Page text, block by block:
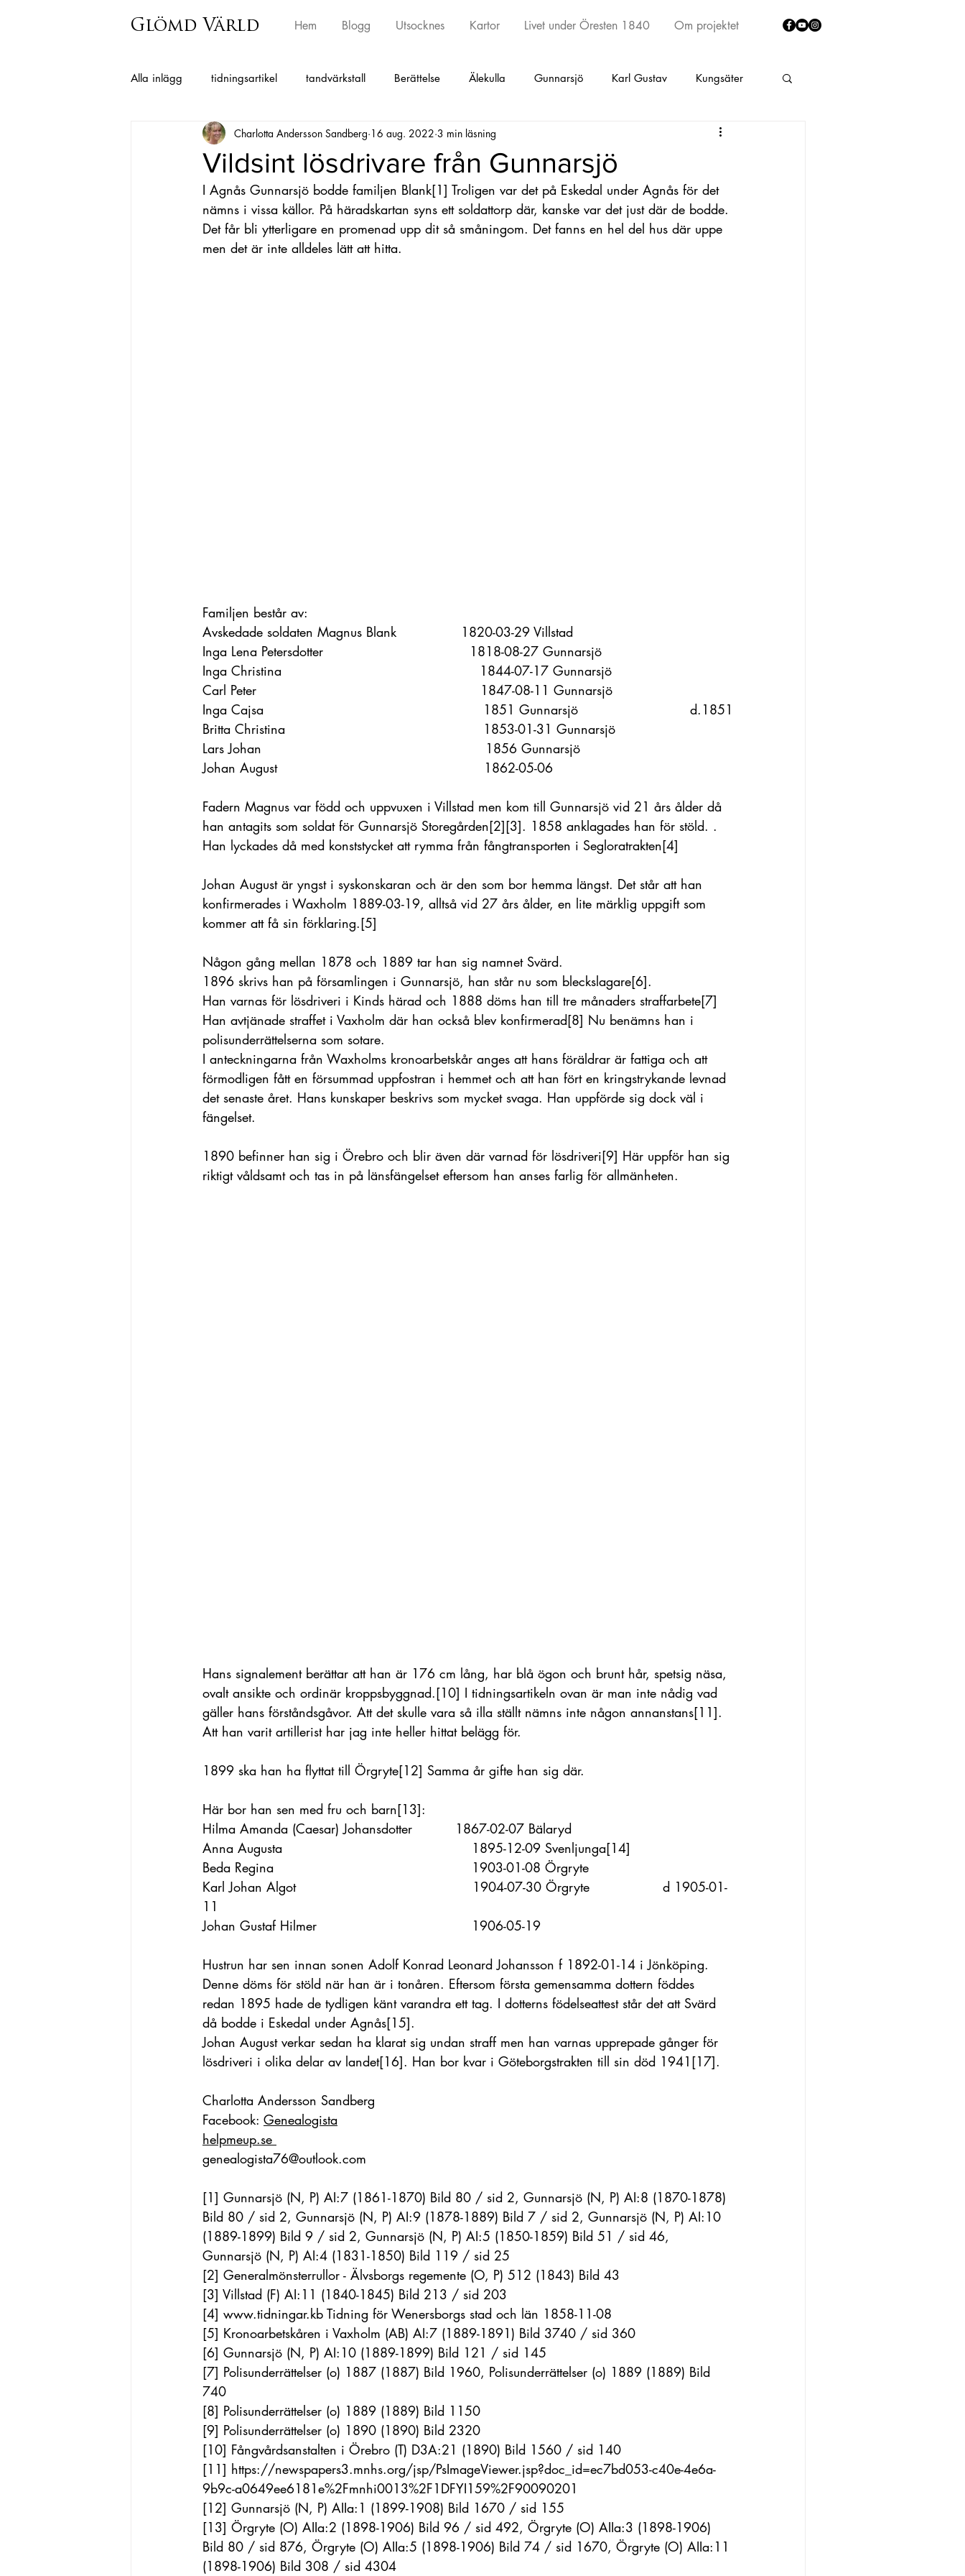
Glömd Värld Hem Blogg Utsocknes Kartor Livet under Öresten 1840 Om projektet
Alla inlägg tidningsartikel tandvärkstall Berättelse Älekulla Gunnarsjö Karl Gustav Kungsäter
Grimmared Istorp Horred Torestorp Öxabäck
Hajom Surteby och Kattunga Sätila Tostared Seglora Kinnarumma Skene by
Charlotta Andersson Sandberg Undantagskontrakt
Vildsint lösdrivare från Gunnarsjö
Charlotta Andersson Sandberg 16 aug. 2022 3 min läsning
I Agnås Gunnarsjö bodde familjen Blank[1] Troligen var det på Eskedal under Agnås för det
nämns i vissa källor. På häradskartan syns ett soldattorp där, kanske var det just där de bodde.
Det får bli ytterligare en promenad upp dit så småningom. Det fanns en hel del hus där uppe
men det är inte alldeles lätt att hitta.
Familjen består av:
Avskedade soldaten Magnus Blank               1820-03-29 Villstad
Inga Lena Petersdotter                                  1818-08-27 Gunnarsjö
Inga Christina                                              1844-07-17 Gunnarsjö
Carl Peter                                                    1847-08-11 Gunnarsjö
Inga Cajsa                                                   1851 Gunnarsjö                          d.1851
Britta Christina                                              1853-01-31 Gunnarsjö
Lars Johan                                                    1856 Gunnarsjö
Johan August                                                1862-05-06
Fadern Magnus var född och uppvuxen i Villstad men kom till Gunnarsjö vid 21 års ålder då
han antagits som soldat för Gunnarsjö Storegården[2][3]. 1858 anklagades han för stöld. .
Han lyckades då med konststycket att rymma från fångtransporten i Segloratrakten[4]
Johan August är yngst i syskonskaran och är den som bor hemma längst. Det står att han
konfirmerades i Waxholm 1889-03-19, alltså vid 27 års ålder, en lite märklig uppgift som
kommer att få sin förklaring.[5]
Någon gång mellan 1878 och 1889 tar han sig namnet Svärd.
1896 skrivs han på församlingen i Gunnarsjö, han står nu som bleckslagare[6].
Han varnas för lösdriveri i Kinds härad och 1888 döms han till tre månaders straffarbete[7]
Han avtjänade straffet i Vaxholm där han också blev konfirmerad[8] Nu benämns han i
polisunderrättelserna som sotare.
I anteckningarna från Waxholms kronoarbetskår anges att hans föräldrar är fattiga och att
förmodligen fått en försummad uppfostran i hemmet och att han fört en kringstrykande levnad
det senaste året. Hans kunskaper beskrivs som mycket svaga. Han uppförde sig dock väl i
fängelset.
1890 befinner han sig i Örebro och blir även där varnad för lösdriveri[9] Här uppför han sig
riktigt våldsamt och tas in på länsfängelset eftersom han anses farlig för allmänheten.
Hans signalement berättar att han är 176 cm lång, har blå ögon och brunt hår, spetsig näsa,
ovalt ansikte och ordinär kroppsbyggnad.[10] I tidningsartikeln ovan är man inte nådig vad
gäller hans förståndsgåvor. Att det skulle vara så illa ställt nämns inte någon annanstans[11].
Att han varit artillerist har jag inte heller hittat belägg för.
1899 ska han ha flyttat till Örgryte[12] Samma år gifte han sig där.
Här bor han sen med fru och barn[13]:
Hilma Amanda (Caesar) Johansdotter          1867-02-07 Bälaryd
Anna Augusta                                            1895-12-09 Svenljunga[14]
Beda Regina                                              1903-01-08 Örgryte
Karl Johan Algot                                         1904-07-30 Örgryte                 d 1905-01-
11
Johan Gustaf Hilmer                                    1906-05-19
Hustrun har sen innan sonen Adolf Konrad Leonard Johansson f 1892-01-14 i Jönköping.
Denne döms för stöld när han är i tonåren. Eftersom första gemensamma dottern föddes
redan 1895 hade de tydligen känt varandra ett tag. I dotterns födelseattest står det att Svärd
då bodde i Eskedal under Agnås[15].
Johan August verkar sedan ha klarat sig undan straff men han varnas upprepade gånger för
lösdriveri i olika delar av landet[16]. Han bor kvar i Göteborgstrakten till sin död 1941 [17].
Charlotta Andersson Sandberg
Facebook: Genealogista
helpmeup.se
genealogista76@outlook.com
[1] Gunnarsjö (N, P) AI:7 (1861-1870) Bild 80 / sid 2, Gunnarsjö (N, P) AI:8 (1870-1878)
Bild 80 / sid 2, Gunnarsjö (N, P) AI:9 (1878-1889) Bild 7 / sid 2, Gunnarsjö (N, P) AI:10
(1889-1899) Bild 9 / sid 2, Gunnarsjö (N, P) AI:5 (1850-1859) Bild 51 / sid 46,
Gunnarsjö (N, P) AI:4 (1831-1850) Bild 119 / sid 25
[2] Generalmönsterrullor - Älvsborgs regemente (O, P) 512 (1843) Bild 43
[3] Villstad (F) AI:11 (1840-1845) Bild 213 / sid 203
[4] www.tidningar.kb Tidning för Wenersborgs stad och län 1858-11-08
[5] Kronoarbetskåren i Vaxholm (AB) AI:7 (1889-1891) Bild 3740 / sid 360
[6] Gunnarsjö (N, P) AI:10 (1889-1899) Bild 121 / sid 145
[7] Polisunderrättelser (o) 1887 (1887) Bild 1960, Polisunderrättelser (o) 1889 (1889) Bild
740
[8] Polisunderrättelser (o) 1889 (1889) Bild 1150
[9] Polisunderrättelser (o) 1890 (1890) Bild 2320
[10] Fångvårdsanstalten i Örebro (T) D3A:21 (1890) Bild 1560 / sid 140
[11] https://newspapers3.mnhs.org/jsp/PsImageViewer.jsp?doc_id=ec7bd053-c40e-4e6a-
9b9c-a0649ee6181e%2Fmnhi0013%2F1DFYI159%2F90090201
[12] Gunnarsjö (N, P) AIIa:1 (1899-1908) Bild 1670 / sid 155
[13] Örgryte (O) AIIa:2 (1898-1906) Bild 96 / sid 492, Örgryte (O) AIIa:3 (1898-1906)
Bild 80 / sid 876, Örgryte (O) AIIa:5 (1898-1906) Bild 74 / sid 1670, Örgryte (O) AIIa:11
(1898-1906) Bild 308 / sid 4304